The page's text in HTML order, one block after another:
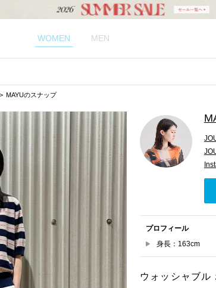
WOMEN MEN
MAYUのスナップ
プロフィール
身長：163cm
ウォッシャブル